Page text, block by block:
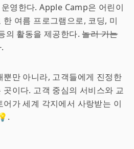
영한다. Apple Camp은 어린이
여름 프로그램으로, 코딩, 미
의 활동을 제공한다.놀러 가는
.
만 아니라, 고객들에게 진정한
이다. 고객 중심의 서비스와 교
가 세계 각지에서 사랑받는 이